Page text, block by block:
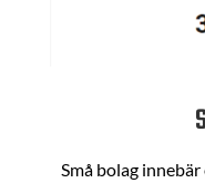
Små bolag